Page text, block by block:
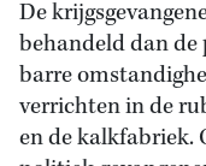
De
behandeld dan de
barre
verrichten in de
en de kalkfabriek.